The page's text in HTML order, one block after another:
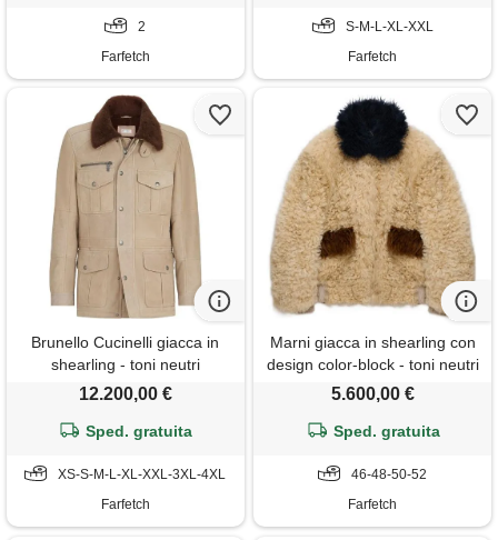
2
Farfetch
S-M-L-XL-XXL
Farfetch
Brunello Cucinelli giacca in
shearling - toni neutri
12.200,00 €
Sped. gratuita
XS-S-M-L-XL-XXL-3XL-4XL
Farfetch
Marni giacca in shearling con
design color-block - toni neutri
5.600,00 €
Sped. gratuita
46-48-50-52
Farfetch